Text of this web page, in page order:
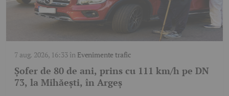
7 aug. 2026, 16:33în Evenimente trafic
Șofer de 80 de ani, prins cu 111 km/h pe DN
73, la Mihăești, în Argeș